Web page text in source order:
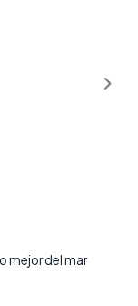
mejor del mar